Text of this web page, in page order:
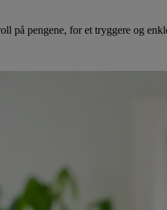
på pengene, for et tryggere og